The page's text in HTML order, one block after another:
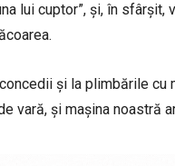
lui cuptor”, și, în
și la plimbările cu
vară, și mașina noastră